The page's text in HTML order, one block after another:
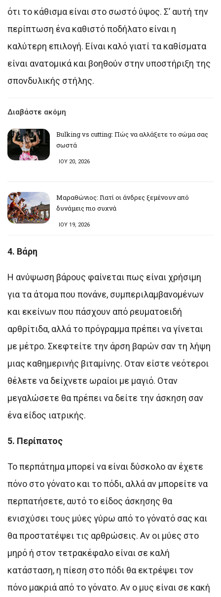
ότι το κάθισμα είναι στο σωστό ύψος. Σ’ αυτή την
περίπτωση ένα καθιστό ποδήλατο είναι η
καλύτερη επιλογή. Είναι καλό γιατί τα καθίσματα
είναι ανατομικά και βοηθούν στην υποστήριξη της
σπονδυλικής στήλης.
Διαβάστε ακόμη
Bulking vs cutting: Πώς να αλλάξετε το σώμα σας
σωστά
ΙΟΥ 20, 2026
Μαραθώνιος: Γιατί οι άνδρες ξεμένουν από
δυνάμεις πιο συχνά
ΙΟΥ 19, 2026
4. Βάρη
Η ανύψωση βάρους φαίνεται πως είναι χρήσιμη
για τα άτομα που πονάνε, συμπεριλαμβανομένων
και εκείνων που πάσχουν από ρευματοειδή
αρθρίτιδα, αλλά το πρόγραμμα πρέπει να γίνεται
με μέτρο. Σκεφτείτε την άρση βαρών σαν τη λήψη
μιας καθημερινής βιταμίνης. Οταν είστε νεότεροι
θέλετε να δείχνετε ωραίοι με μαγιό. Οταν
μεγαλώσετε θα πρέπει να δείτε την άσκηση σαν
ένα είδος ιατρικής.
5. Περίπατος
Το περπάτημα μπορεί να είναι δύσκολο αν έχετε
πόνο στο γόνατο και το πόδι, αλλά αν μπορείτε να
περπατήσετε, αυτό το είδος άσκησης θα
ενισχύσει τους μύες γύρω από το γόνατό σας και
θα προστατέψει τις αρθρώσεις. Αν οι μύες στο
μηρό ή στον τετρακέφαλο είναι σε καλή
κατάσταση, η πίεση στο πόδι θα εκτρέψει τον
πόνο μακριά από το γόνατο. Αν ο μυς είναι σε κακή